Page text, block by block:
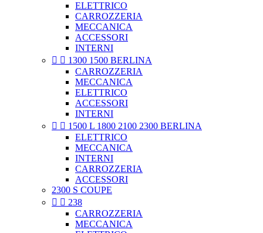
ELETTRICO
CARROZZERIA
MECCANICA
ACCESSORI
INTERNI
  1300 1500 BERLINA
CARROZZERIA
MECCANICA
ELETTRICO
ACCESSORI
INTERNI
  1500 L 1800 2100 2300 BERLINA
ELETTRICO
MECCANICA
INTERNI
CARROZZERIA
ACCESSORI
2300 S COUPE
  238
CARROZZERIA
MECCANICA